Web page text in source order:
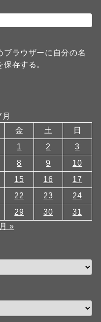
ブラウザーに自分の名
存する。
金 土
日
1
2
3
8 9
10
15 16
17
22 23
24
29 30
31
»